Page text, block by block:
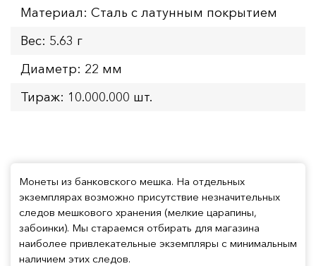
Материал: Сталь с латунным покрытием
Вес: 5.63 г
Диаметр: 22 мм
Тираж: 10.000.000 шт.
Монеты из банковского мешка. На отдельных
экземплярах возможно присутствие незначительных
следов мешкового хранения (мелкие царапины,
забоинки). Мы стараемся отбирать для магазина
наиболее привлекательные экземпляры с минимальным
наличием этих следов.